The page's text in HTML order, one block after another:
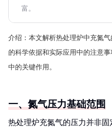
富。
介绍： 本文解析热处理炉中充氮
的科学依据和实际应用中的注意
中的关键作用。
一、氮气压力基础范围
热处理炉充氮气的压力并非